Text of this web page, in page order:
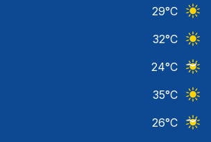
29°C
32°C
24°C
35°C
26°C